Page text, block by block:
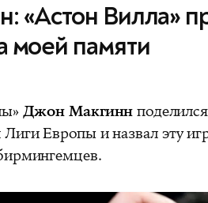
«Астон Вилла»
моей памяти
Джон Макгинн
Лиги Европы и назвал эту